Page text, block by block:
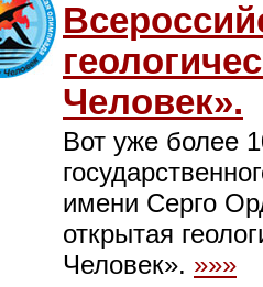
Человек».
Вот уже более
имени Серго
открытая
Человек». »»»